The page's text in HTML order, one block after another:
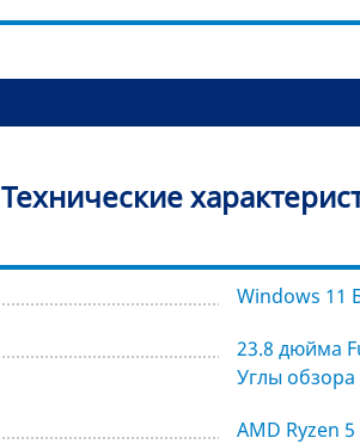
Технические
Windows 11
23.8 дюйма
Углы обзора
AMD Ryzen